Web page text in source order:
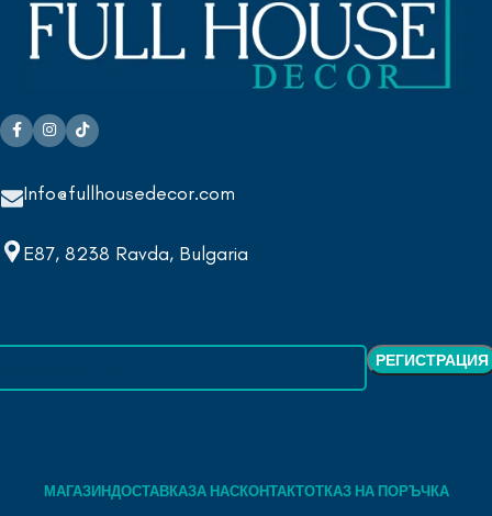
Info@fullhousedecor.com
E87, 8238 Ravda, Bulgaria
МАГАЗИНДОСТАВКАЗА НАСКОНТАКТОТКАЗ НА ПОРЪЧКА